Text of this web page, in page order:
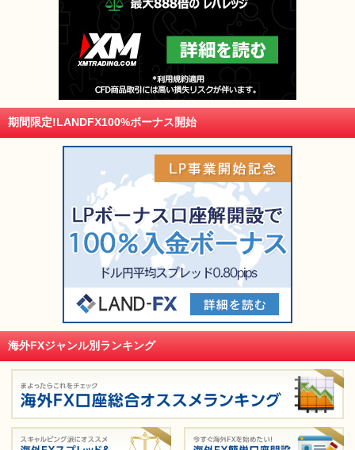
期間限定!LANDFX100%ボーナス開始
海外FXジャンル別ランキング